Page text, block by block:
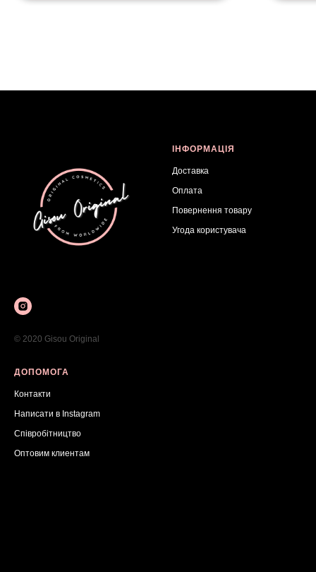
© 2020 Gisou Original
ІНФОРМАЦІЯ
Доставка
Оплата
Повернення товару
Угода користувача
ДОПОМОГА
Контакти
Написати в Instagram
Співробітництво
Оптовим клиентам